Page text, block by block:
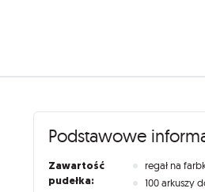
Podstawowe
Zawartość
pudełka:
regał na
100 arkuszy